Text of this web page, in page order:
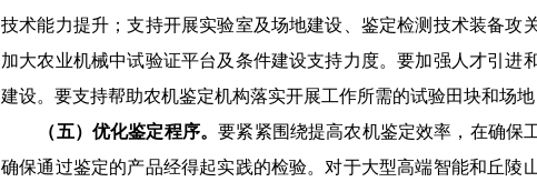
技术能力提升；支持开展实验室及场地建设、鉴定检测技术装备攻
加大农业机械中试验证平台及条件建设支持力度。要加强人才引进
建设。要支持帮助农机鉴定机构落实开展工作所需的试验田块和场地
（五）优化鉴定程序。要紧紧围绕提高农机鉴定效率，在确保
确保通过鉴定的产品经得起实践的检验。对于大型高端智能和丘陵